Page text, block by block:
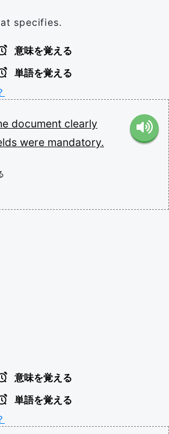
specifies.
意味を覚える
単語を覚える
document clearly
were mandatory.
意味を覚える
単語を覚える